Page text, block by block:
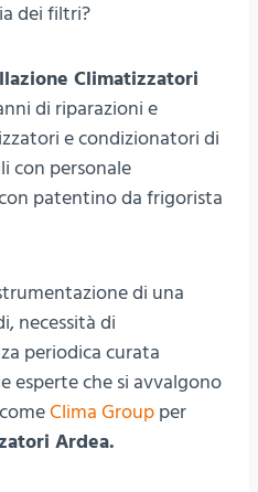
dei filtri?
Climatizzatori
di riparazioni e
e condizionatori di
con personale
patentino da frigorista
di una
necessità di
periodica curata
esperte che si avvalgono
Clima Group per
Ardea.